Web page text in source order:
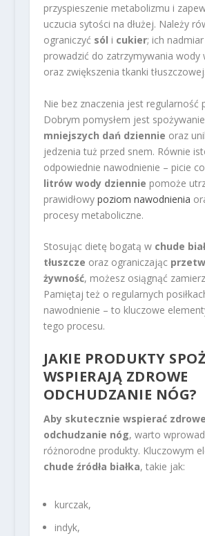
przyspieszenie metabolizmu i
uczucia sytości na dłużej. Należy
ograniczyć sól i cukier; ich
prowadzić do zatrzymywania wody
oraz zwiększenia tkanki tłuszczowej.
Nie bez znaczenia jest regularność
Dobrym pomysłem jest spożywanie
mniejszych dań dziennie oraz
jedzenia tuż przed snem. Równie
odpowiednie nawodnienie – picie
litrów wody dziennie pomoże
prawidłowy poziom nawodnienia
procesy metaboliczne.
Stosując dietę bogatą w chude
tłuszcze oraz ograniczając
żywność, możesz osiągnąć
Pamiętaj też o regularnych
nawodnienie – to kluczowe
tego procesu.
JAKIE PRODUKTY
WSPIERAJĄ ZDROWE
ODCHUDZANIE NÓG?
Aby skutecznie wspierać zdrowe
odchudzanie nóg, warto
różnorodne produkty. Kluczowym
chude źródła białka, takie jak:
kurczak,
indyk,